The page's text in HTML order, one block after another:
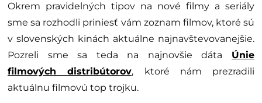
Okrem pravidelných tipov na nové filmy a seriály
sme sa rozhodli priniesť vám zoznam filmov, ktoré sú
v slovenských kinách aktuálne najnavštevovanejšie.
Pozreli sme sa teda na najnovšie dáta Únie
filmových distribútorov, ktoré nám prezradili
aktuálnu filmovú top trojku.